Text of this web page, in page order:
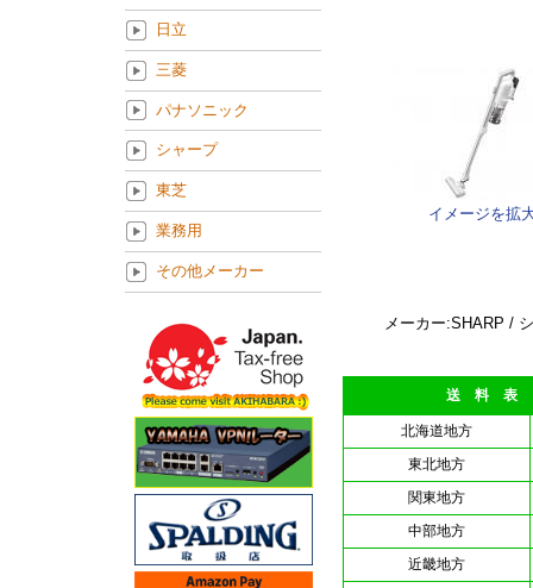
イメージを拡
メーカー:SHARP /
送 料 表
北海道地方
東北地方
関東地方
中部地方
近畿地方
日立
三菱
パナソニック
シャープ
東芝
業務用
その他メーカー